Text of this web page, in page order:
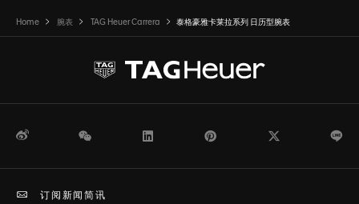
Home 腕表 TAG Heuer Carrera 泰格豪雅卡莱拉系列 日历型腕表
微博 WeChat Pinterest
订阅新闻简讯